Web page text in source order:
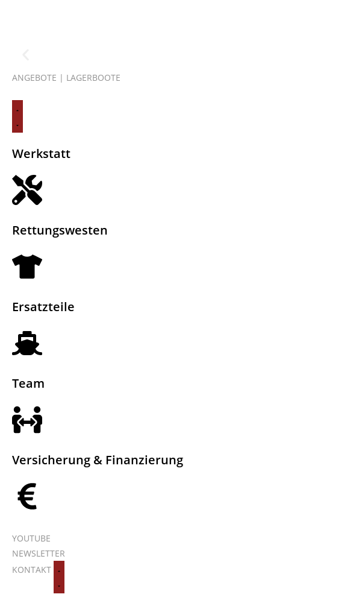
ANGEBOTE | LAGERBOOTE
Werkstatt
Rettungswesten
Ersatzteile
Team
Versicherung & Finanzierung
YOUTUBE
NEWSLETTER
KONTAKT